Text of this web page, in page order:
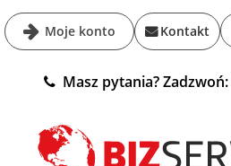
Moje konto Kontakt
Masz pytania? Zadzwoń: